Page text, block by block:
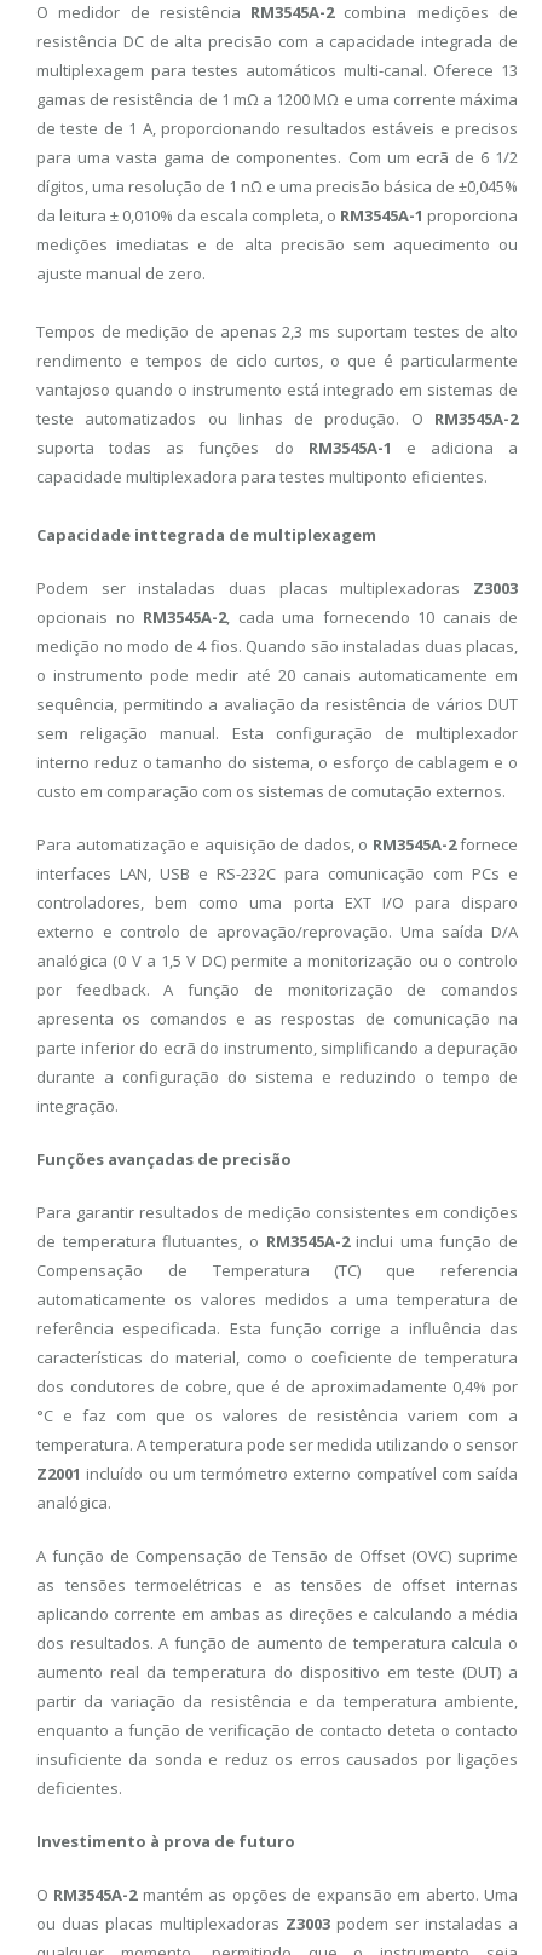
O medidor de resistência RM3545A-2combina medições de
resistência DC de alta precisão com a capacidade integrada de
multiplexagem para testes automáticos multi-canal. Oferece 13
gamas de resistência de 1 mΩ a 1200 MΩ e uma corrente máxima
de teste de 1 A, proporcionando resultados estáveis ​​e precisos
para uma vasta gama de componentes. Com um ecrã de 6 1/2
dígitos, uma resolução de 1 nΩ e uma precisão básica de ±0,045%
da leitura ± 0,010% da escala completa, o RM3545A-1 proporciona
medições imediatas e de alta precisão sem aquecimento ou
ajuste manual de zero.
Tempos de medição de apenas 2,3 ms suportam testes de alto
rendimento e tempos de ciclo curtos, o que é particularmente
vantajoso quando o instrumento está integrado em sistemas de
teste automatizados ou linhas de produção. O RM3545A-2
suporta todas as funções do RM3545A-1 e adiciona a
capacidade multiplexadora para testes multiponto eficientes.
Capacidade inttegrada de multiplexagem
Podem ser instaladas duas placas multiplexadoras Z3003
opcionais no RM3545A-2, cada uma fornecendo 10 canais de
medição no modo de 4 fios. Quando são instaladas duas placas,
o instrumento pode medir até 20 canais automaticamente em
sequência, permitindo a avaliação da resistência de vários DUT
sem religação manual. Esta configuração de multiplexador
interno reduz o tamanho do sistema, o esforço de cablagem e o
custo em comparação com os sistemas de comutação externos.
Para automatização e aquisição de dados, o RM3545A-2fornece
interfaces LAN, USB e RS-232C para comunicação com PCs e
controladores, bem como uma porta EXT I/O para disparo
externo e controlo de aprovação/reprovação. Uma saída D/A
analógica (0 V a 1,5 V DC) permite a monitorização ou o controlo
por feedback. A função de monitorização de comandos
apresenta os comandos e as respostas de comunicação na
parte inferior do ecrã do instrumento, simplificando a depuração
durante a configuração do sistema e reduzindo o tempo de
integração.
Funções avançadas de precisão
Para garantir resultados de medição consistentes em condições
de temperatura flutuantes, o RM3545A-2inclui uma função de
Compensação de Temperatura (TC) que referencia
automaticamente os valores medidos a uma temperatura de
referência especificada. Esta função corrige a influência das
características do material, como o coeficiente de temperatura
dos condutores de cobre, que é de aproximadamente 0,4% por
°C e faz com que os valores de resistência variem com a
temperatura. A temperatura pode ser medida utilizando o sensor
Z2001 incluído ou um termómetro externo compatível com saída
analógica.
A função de Compensação de Tensão de Offset (OVC) suprime
as tensões termoelétricas e as tensões de offset internas
aplicando corrente em ambas as direções e calculando a média
dos resultados. A função de aumento de temperatura calcula o
aumento real da temperatura do dispositivo em teste (DUT) a
partir da variação da resistência e da temperatura ambiente,
enquanto a função de verificação de contacto deteta o contacto
insuficiente da sonda e reduz os erros causados ​​por ligações
deficientes.
Investimento à prova de futuro
O RM3545A-2mantém as opções de expansão em aberto. Uma
ou duas placas multiplexadoras Z3003 podem ser instaladas a